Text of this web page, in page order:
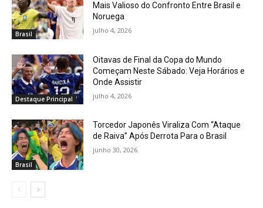
Brasil
Mais Valioso do Confronto Entre Brasil e
Noruega
julho 4, 2026
Destaque Principal
Oitavas de Final da Copa do Mundo
Começam Neste Sábado: Veja Horários e
Onde Assistir
julho 4, 2026
Brasil
Torcedor Japonês Viraliza Com “Ataque
de Raiva” Após Derrota Para o Brasil
junho 30, 2026